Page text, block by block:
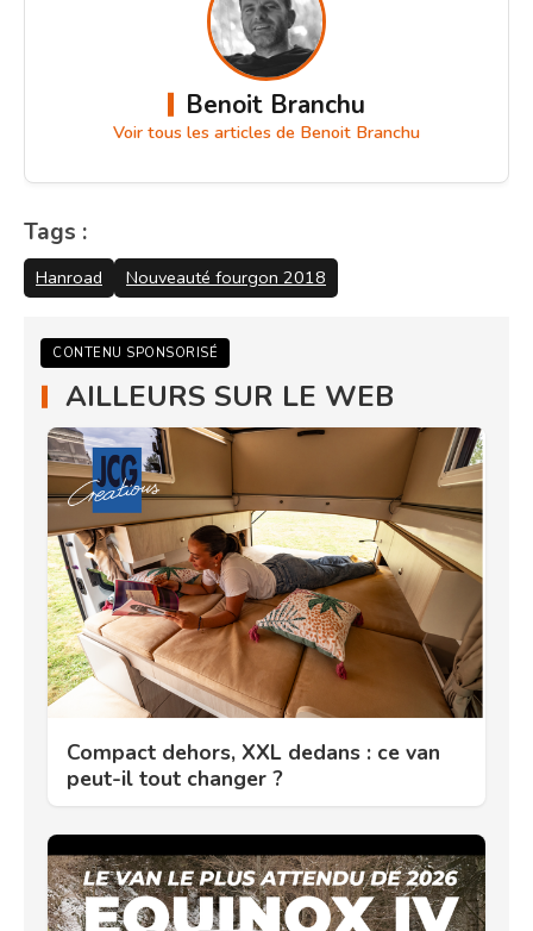
Benoit Branchu
Voir tous les articles de Benoit Branchu
Tags :
Hanroad Nouveauté fourgon 2018
CONTENU SPONSORISÉ
AILLEURS SUR LE WEB
Compact dehors, XXL dedans : ce van
peut-il tout changer ?